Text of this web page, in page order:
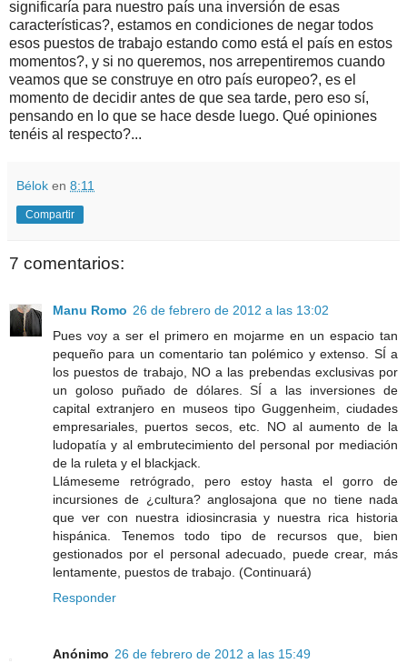
significaría para nuestro país una inversión de esas
características?, estamos en condiciones de negar todos
esos puestos de trabajo estando como está el país en estos
momentos?, y si no queremos, nos arrepentiremos cuando
veamos que se construye en otro país europeo?, es el
momento de decidir antes de que sea tarde, pero eso sí,
pensando en lo que se hace desde luego. Qué opiniones
tenéis al respecto?...
Bélok en 8:11
Compartir
7 comentarios:
Manu Romo 26 de febrero de 2012 a las 13:02
Pues voy a ser el primero en mojarme en un espacio tan
pequeño para un comentario tan polémico y extenso. SÍ a
los puestos de trabajo, NO a las prebendas exclusivas por
un goloso puñado de dólares. SÍ a las inversiones de
capital extranjero en museos tipo Guggenheim, ciudades
empresariales, puertos secos, etc. NO al aumento de la
ludopatía y al embrutecimiento del personal por mediación
de la ruleta y el blackjack.
Llámeseme retrógrado, pero estoy hasta el gorro de
incursiones de ¿cultura? anglosajona que no tiene nada
que ver con nuestra idiosincrasia y nuestra rica historia
hispánica. Tenemos todo tipo de recursos que, bien
gestionados por el personal adecuado, puede crear, más
lentamente, puestos de trabajo. (Continuará)
Responder
Anónimo 26 de febrero de 2012 a las 15:49